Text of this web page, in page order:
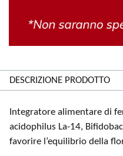
DESCRIZIONE PRODOTTO
​​Integratore alimentare di
acidophilus La-14,
favorire l’equilibrio della